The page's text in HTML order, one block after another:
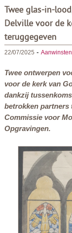
Twee glas-in-
Delville voor de
teruggegeven
22/07/2025 - Aanwinsten
Twee ontwerpen
voor de kerk van
dankzij
betrokken partners
Commissie voor
Opgravingen.